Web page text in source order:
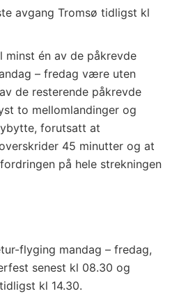
avgang Tromsø tidligst kl
minst én av de påkrevde
– fredag være uten
de resterende påkrevde
to mellomlandinger og
forutsatt at
45 minutter og at
på hele strekningen
flyging mandag – fredag,
senest kl 08.30 og
kl 14.30.